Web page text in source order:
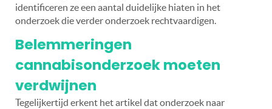
identificeren ze een aantal duidelijke hiaten in het
onderzoek die verder onderzoek rechtvaardigen.
Belemmeringen
cannabisonderzoek moeten
verdwijnen
Tegelijkertijd erkent het artikel dat onderzoek naar